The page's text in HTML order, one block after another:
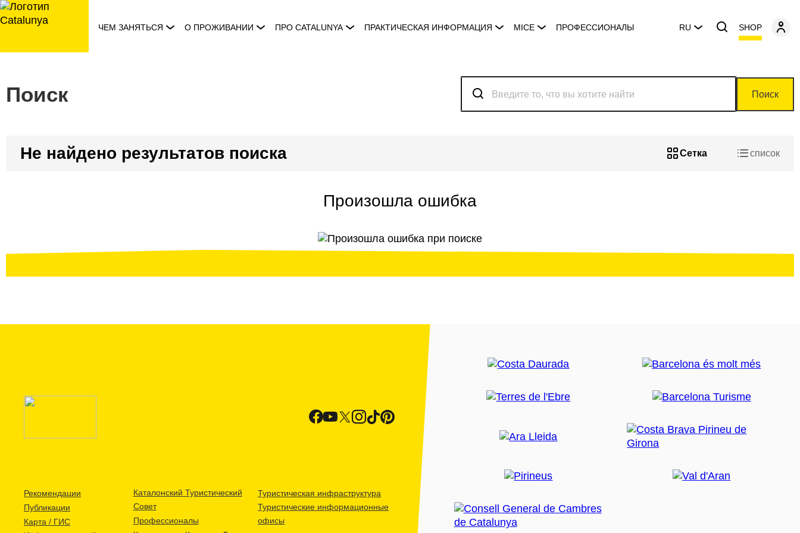
перейти
к
ЧЕМ ЗАНЯТЬСЯ О ПРОЖИВАНИИ ПРО CATALUNYA ПРАКТИЧЕСКАЯ ИНФОРМАЦИЯ MICE ПРОФЕССИОНАЛЫ RU SHOP
Поиск Поиск
Не найдено результатов поиска Сетка список
Произошла ошибка
поиске
Рекомендации
Публикации
Карта / ГИС
Каталонский Туристический
Совет
Профессионалы
Туристическая инфраструктура
Туристические информационные
офисы